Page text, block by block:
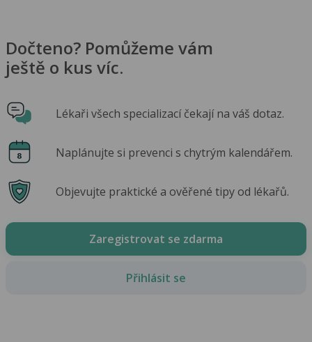
Dočteno? Pomůžeme vám
ještě o kus víc.
Lékaři všech specializací čekají na váš dotaz.
Naplánujte si prevenci s chytrým kalendářem.
Objevujte praktické a ověřené tipy od lékařů.
Zaregistrovat se zdarma
Přihlásit se